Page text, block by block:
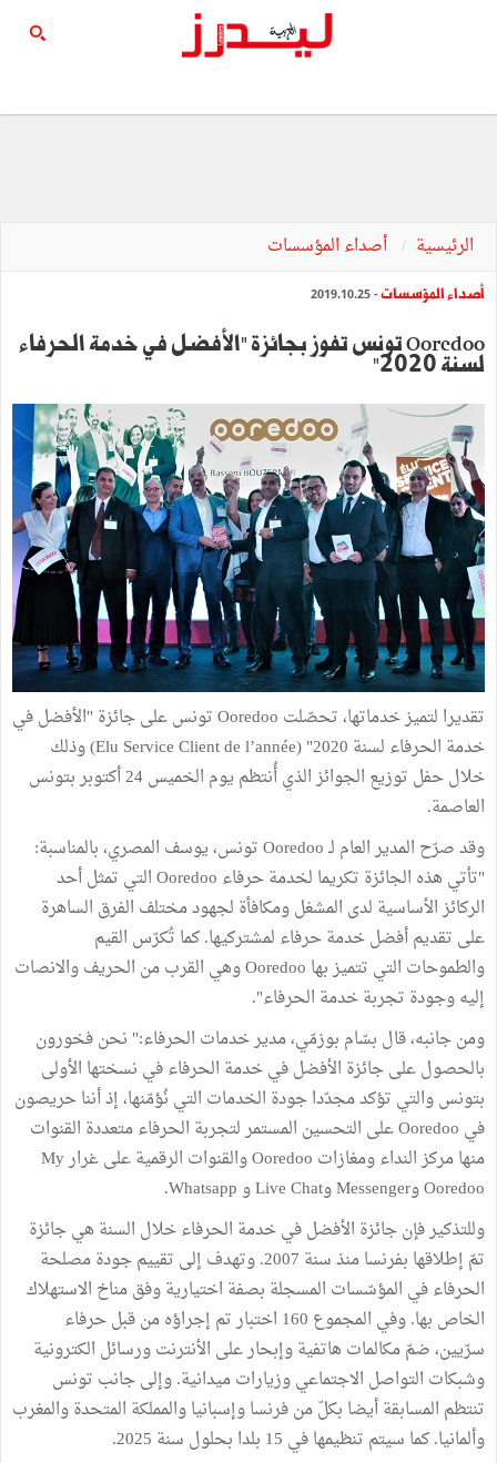
الرئيسية أصداء المؤسسات
أصداء المؤسسات- 2019.10.25
Ooredoo تونس تفوز بجائزة "الأفضل في خدمة الحرفاء
لسنة 2020"
تقديرا لتميز خدماتها، تحصّلت Ooredoo تونس على جائزة "الأفضل في
خدمة الحرفاء لسنة 2020" (Elu Service Client de l’année) وذلك
خلال حفل توزيع الجوائز الذي أُنتظم يوم الخميس 24 أكتوبر بتونس
العاصمة.
وقد صرّح المدير العام لـ Ooredoo تونس، يوسف المصري، بالمناسبة:
"تأتي هذه الجائزة تكريما لخدمة حرفاء Ooredoo التي تمثل أحد
الركائز الأساسية لدى المشغل ومكافأة لجهود مختلف الفرق الساهرة
على تقديم أفضل خدمة حرفاء لمشتركيها. كما تُكرّس القيم
والطموحات التي تتميز بها Ooredoo وهي القرب من الحريف والانصات
إليه وجودة تجربة خدمة الحرفاء".
ومن جانبه، قال بسّام بوزمّي، مدير خدمات الحرفاء:" نحن فخورون
بالحصول على جائزة الأفضل في خدمة الحرفاء في نسختها الأولى
بتونس والتي تؤكد مجدّدا جودة الخدمات التي نُؤمّنها، إذ أننا حريصون
في Ooredoo على التحسين المستمر لتجربة الحرفاء متعددة القنوات
منها مركز النداء ومغازات Ooredoo والقنوات الرقمية على غرار My
Ooredoo وMessenger وLive Chat و Whatsapp.
وللتذكير فإن جائزة الأفضل في خدمة الحرفاء خلال السنة هي جائزة
تمّ إطلاقها بفرنسا منذ سنة 2007. وتهدف إلى تقييم جودة مصلحة
الحرفاء في المؤسّسات المسجلة بصفة اختيارية وفق مناخ الاستهلاك
الخاص بها. وفي المجموع 160 اختبار تم إجراؤه من قبل حرفاء
سرّيين، ضمّ مكالمات هاتفية وإبحار على الأنترنت ورسائل الكترونية
وشبكات التواصل الاجتماعي وزيارات ميدانية. وإلى جانب تونس
تنتظم المسابقة أيضا بكلّ من فرنسا وإسبانيا والمملكة المتحدة والمغرب
وألمانيا. كما سيتم تنظيمها في 15 بلدا بحلول سنة 2025.